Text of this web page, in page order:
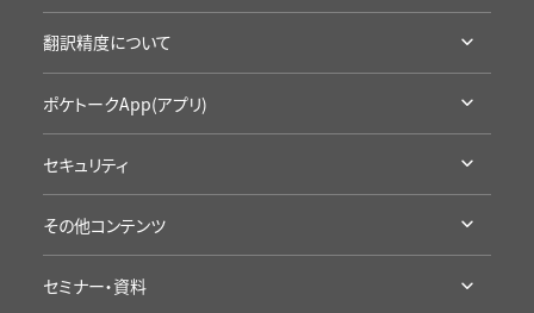
通信SIMの延長
お試し・レンタル
導入事例
カンファレンスに
学校の授業に
学校の事例
翻訳精度について
ポケトークApp(アプリ)
Google Playへ
アプリ評価を見る
セキュリティ
その他コンテンツ
セミナー・資料